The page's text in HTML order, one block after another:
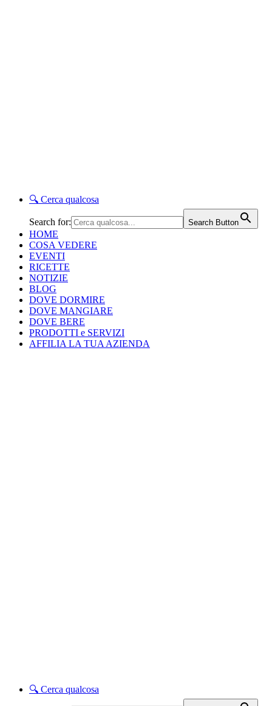
🔍 Cerca qualcosa
Search for: Search Button
HOME
COSA VEDERE
EVENTI
RICETTE
NOTIZIE
BLOG
DOVE DORMIRE
DOVE MANGIARE
DOVE BERE
PRODOTTI e SERVIZI
AFFILIA LA TUA AZIENDA
🔍 Cerca qualcosa